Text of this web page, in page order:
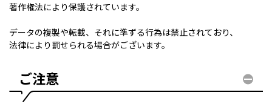
著作権法により保護されています。
データの複製や転載、それに準ずる行為は禁止されており、
法律により罰せられる場合がございます。
ご注意